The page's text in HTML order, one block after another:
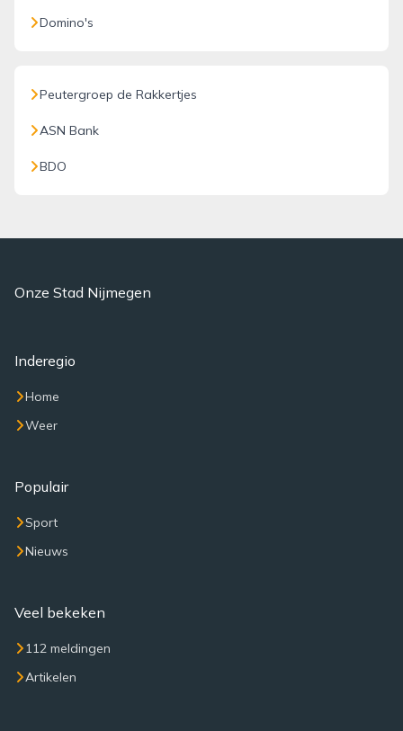
Domino's
Peutergroep de Rakkertjes
ASN Bank
BDO
Onze Stad Nijmegen
Inderegio
Home
Weer
Populair
Sport
Nieuws
Veel bekeken
112 meldingen
Artikelen